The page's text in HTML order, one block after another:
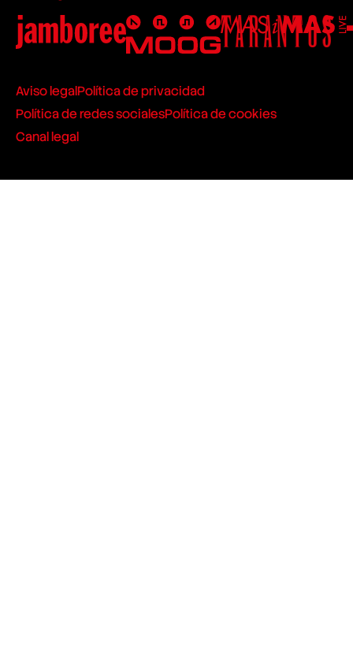
Aviso legalPolítica de privacidad
Política de redes socialesPolítica de cookies
Canal legal